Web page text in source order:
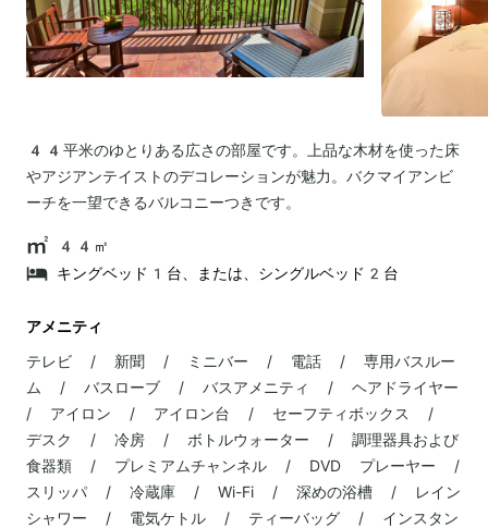
44平米のゆとりある広さの部屋です。上品な木材を使った床
やアジアンテイストのデコレーションが魅力。バクマイアンビ
ーチを一望できるバルコニーつきです。
44㎡
キングベッド1台、または、シングルベッド2台
アメニティ
テレビ / 新聞 / ミニバー / 電話 / 専用バスルー
ム / バスローブ / バスアメニティ / ヘアドライヤー
/ アイロン / アイロン台 / セーフティボックス /
デスク / 冷房 / ボトルウォーター / 調理器具および
食器類 / プレミアムチャンネル / DVD プレーヤー /
スリッパ / 冷蔵庫 / Wi-Fi / 深めの浴槽 / レイン
シャワー / 電気ケトル / ティーバッグ / インスタン